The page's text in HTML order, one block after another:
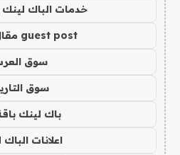
خدمات الباك
guest post مقال ضيف
سوق
سوق
باك لينك باقة
اعلانات